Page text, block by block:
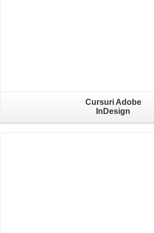
Cursuri Adobe
InDesign